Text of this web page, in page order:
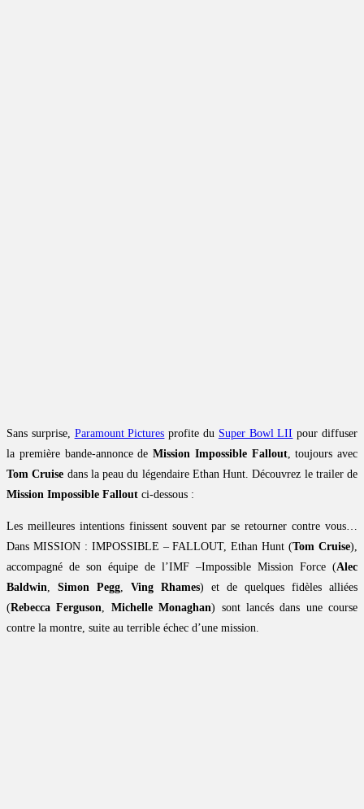
Sans surprise, Paramount Pictures profite du Super Bowl LII pour diffuser
la première bande-annonce de Mission Impossible Fallout, toujours avec
Tom Cruise dans la peau du légendaire Ethan Hunt. Découvrez le trailer de
Mission Impossible Fallout ci-dessous :
Les meilleures intentions finissent souvent par se retourner contre vous…
Dans MISSION : IMPOSSIBLE – FALLOUT, Ethan Hunt (Tom Cruise),
accompagné de son équipe de l’IMF –Impossible Mission Force (Alec
Baldwin, Simon Pegg, Ving Rhames) et de quelques fidèles alliées
(Rebecca Ferguson, Michelle Monaghan) sont lancés dans une course
contre la montre, suite au terrible échec d’une mission.